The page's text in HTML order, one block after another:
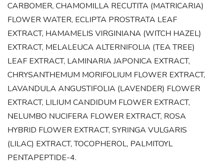
CARBOMER, CHAMOMILLA RECUTITA (MATRICARIA)
FLOWER WATER, ECLIPTA PROSTRATA LEAF
EXTRACT, HAMAMELIS VIRGINIANA (WITCH HAZEL)
EXTRACT, MELALEUCA ALTERNIFOLIA (TEA TREE)
LEAF EXTRACT, LAMINARIA JAPONICA EXTRACT,
CHRYSANTHEMUM MORIFOLIUM FLOWER EXTRACT,
LAVANDULA ANGUSTIFOLIA (LAVENDER) FLOWER
EXTRACT, LILIUM CANDIDUM FLOWER EXTRACT,
NELUMBO NUCIFERA FLOWER EXTRACT, ROSA
HYBRID FLOWER EXTRACT, SYRINGA VULGARIS
(LILAC) EXTRACT, TOCOPHEROL, PALMITOYL
PENTAPEPTIDE-4.